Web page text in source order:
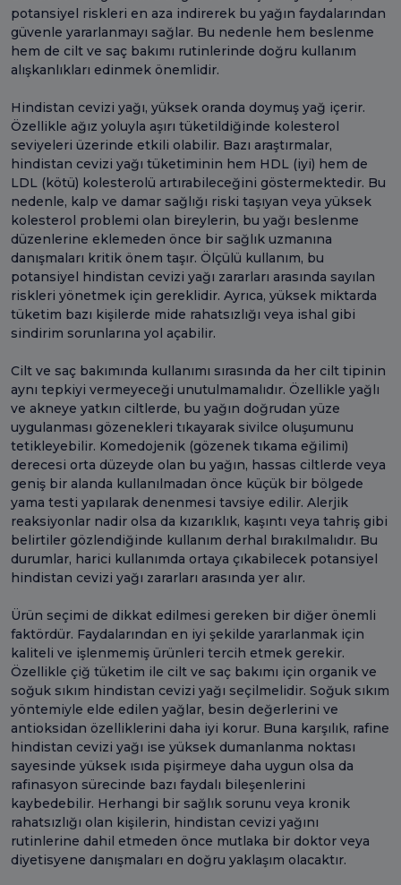
potansiyel riskleri en aza indirerek bu yağın faydalarından
güvenle yararlanmayı sağlar. Bu nedenle hem beslenme
hem de cilt ve saç bakımı rutinlerinde doğru kullanım
alışkanlıkları edinmek önemlidir.
Hindistan cevizi yağı, yüksek oranda doymuş yağ içerir.
Özellikle ağız yoluyla aşırı tüketildiğinde kolesterol
seviyeleri üzerinde etkili olabilir. Bazı araştırmalar,
hindistan cevizi yağı tüketiminin hem HDL (iyi) hem de
LDL (kötü) kolesterolü artırabileceğini göstermektedir. Bu
nedenle, kalp ve damar sağlığı riski taşıyan veya yüksek
kolesterol problemi olan bireylerin, bu yağı beslenme
düzenlerine eklemeden önce bir sağlık uzmanına
danışmaları kritik önem taşır. Ölçülü kullanım, bu
potansiyel hindistan cevizi yağı zararları arasında sayılan
riskleri yönetmek için gereklidir. Ayrıca, yüksek miktarda
tüketim bazı kişilerde mide rahatsızlığı veya ishal gibi
sindirim sorunlarına yol açabilir.
Cilt ve saç bakımında kullanımı sırasında da her cilt tipinin
aynı tepkiyi vermeyeceği unutulmamalıdır. Özellikle yağlı
ve akneye yatkın ciltlerde, bu yağın doğrudan yüze
uygulanması gözenekleri tıkayarak sivilce oluşumunu
tetikleyebilir. Komedojenik (gözenek tıkama eğilimi)
derecesi orta düzeyde olan bu yağın, hassas ciltlerde veya
geniş bir alanda kullanılmadan önce küçük bir bölgede
yama testi yapılarak denenmesi tavsiye edilir. Alerjik
reaksiyonlar nadir olsa da kızarıklık, kaşıntı veya tahriş gibi
belirtiler gözlendiğinde kullanım derhal bırakılmalıdır. Bu
durumlar, harici kullanımda ortaya çıkabilecek potansiyel
hindistan cevizi yağı zararları arasında yer alır.
Ürün seçimi de dikkat edilmesi gereken bir diğer önemli
faktördür. Faydalarından en iyi şekilde yararlanmak için
kaliteli ve işlenmemiş ürünleri tercih etmek gerekir.
Özellikle çiğ tüketim ile cilt ve saç bakımı için organik ve
soğuk sıkım hindistan cevizi yağı seçilmelidir. Soğuk sıkım
yöntemiyle elde edilen yağlar, besin değerlerini ve
antioksidan özelliklerini daha iyi korur. Buna karşılık, rafine
hindistan cevizi yağı ise yüksek dumanlanma noktası
sayesinde yüksek ısıda pişirmeye daha uygun olsa da
rafinasyon sürecinde bazı faydalı bileşenlerini
kaybedebilir. Herhangi bir sağlık sorunu veya kronik
rahatsızlığı olan kişilerin, hindistan cevizi yağını
rutinlerine dahil etmeden önce mutlaka bir doktor veya
diyetisyene danışmaları en doğru yaklaşım olacaktır.